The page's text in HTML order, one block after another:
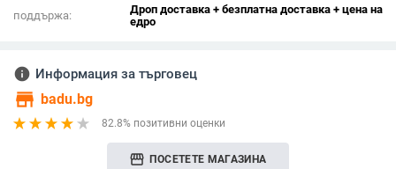
поддържа:
Дроп доставка + безплатна доставка + цена на
едро
info Информация за търговец
store badu.bg
82.8% позитивни оценки
storefront ПОСЕТЕТЕ МАГАЗИНА